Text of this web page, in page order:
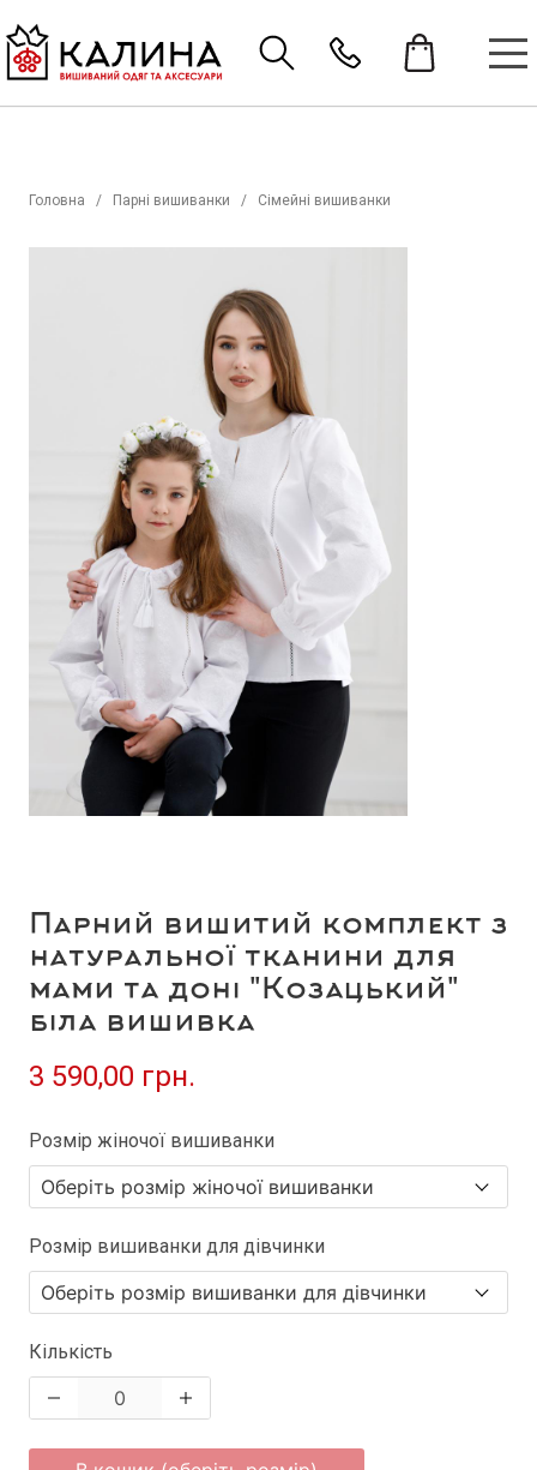
Головна Парні вишиванки Сімейні вишиванки
Парний вишитий комплект з
натуральної тканини для
мами та доні "Козацький"
біла вишивка
3 590,00 грн.
Розмір жіночої вишиванки
Розмір вишиванки для дівчинки
Кількість